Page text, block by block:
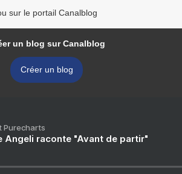
sur le portail Canalblog
un blog sur Canalblog
Créer un blog
Purecharts
Angeli raconte "Avant de partir"